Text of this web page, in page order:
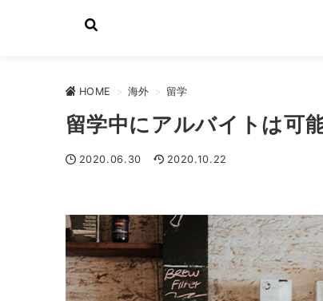
HOME > 海外 > 留学
留学中にアルバイトは可
2020.06.30 2020.10.22